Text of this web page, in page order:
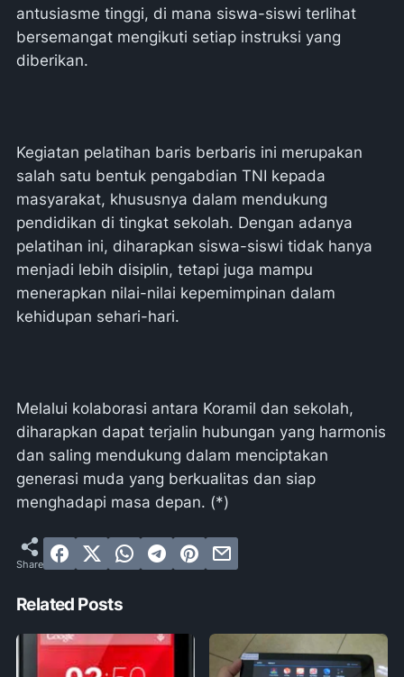
antusiasme tinggi, di mana siswa-siswi terlihat
bersemangat mengikuti setiap instruksi yang
diberikan.
Kegiatan pelatihan baris berbaris ini merupakan
salah satu bentuk pengabdian TNI kepada
masyarakat, khususnya dalam mendukung
pendidikan di tingkat sekolah. Dengan adanya
pelatihan ini, diharapkan siswa-siswi tidak hanya
menjadi lebih disiplin, tetapi juga mampu
menerapkan nilai-nilai kepemimpinan dalam
kehidupan sehari-hari.
Melalui kolaborasi antara Koramil dan sekolah,
diharapkan dapat terjalin hubungan yang harmonis
dan saling mendukung dalam menciptakan
generasi muda yang berkualitas dan siap
menghadapi masa depan. (*)
Related Posts